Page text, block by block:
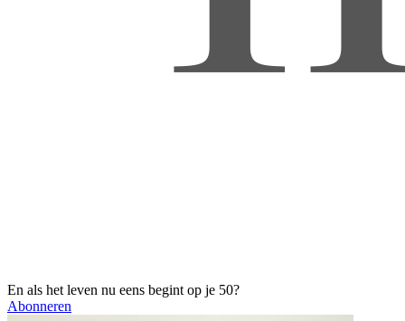
En als het leven nu eens begint op je 50?
Abonneren